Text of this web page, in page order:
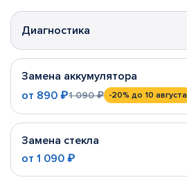
Диагностика
Замена аккумулятора
от 890 ₽1 090 ₽ -20% до 10 августа
Замена стекла
от 1 090 ₽